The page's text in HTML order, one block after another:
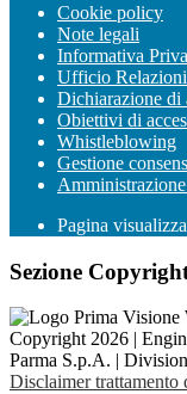
Cookie policy
Note legali
Informativa
Ufficio
Dichiarazione di
Obiettivi di
Whistleblowing
Gestione
Pagina
Sezione
Copyright 2026 |
Parma S.p.A. |
Disclaimer trattamento